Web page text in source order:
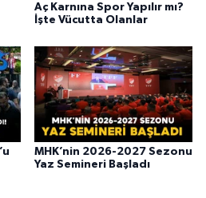
Aç Karnına Spor Yapılır mı?
İşte Vücutta Olanlar
MHK’nin 2026-2027 Sezonu
Yaz Semineri Başladı